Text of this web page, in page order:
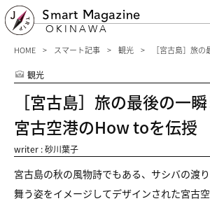
Smart Magazine
OKINAWA
HOME スマート記事 観光 ［宮古島］旅
観光
［宮古島］旅の最後の一
宮古空港のHow toを伝授
writer : 砂川葉子
宮古島の秋の風物詩でもある、サシバの渡
舞う姿をイメージしてデザインされた宮古